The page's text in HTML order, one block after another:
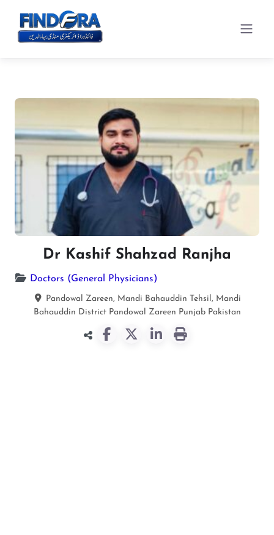
Dr Kashif Shahzad Ranjha
Doctors (General Physicians)
Pandowal Zareen, Mandi Bahauddin Tehsil, Mandi
Bahauddin District Pandowal Zareen Punjab Pakistan